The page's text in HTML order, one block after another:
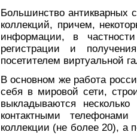
Большинство антикварных
коллекций, причем,
информации, в
регистрации и
посетителем виртуальной
В основном же работа
себя в мировой сети,
выкладываются
контактными
коллекции (не более 20), а